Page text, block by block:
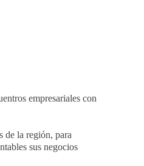
empresariales con
de la región, para
sus negocios